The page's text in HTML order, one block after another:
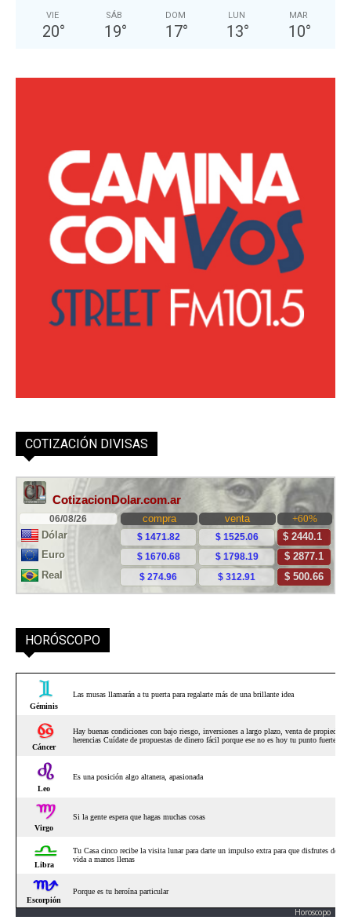
VIE
20°
SÁB
19°
DOM
17°
LUN
13°
MAR
10°
COTIZACIÓN DIVISAS
HORÓSCOPO
Horoscopo